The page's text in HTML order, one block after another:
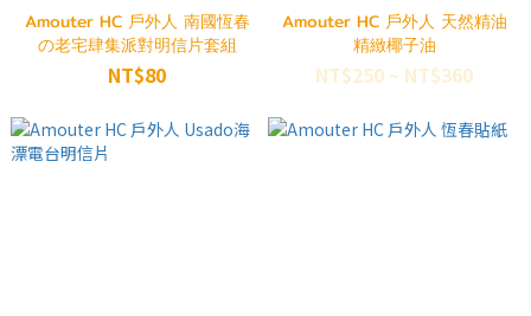
Amouter HC 戶外人 南國恆春
の老宅肆集派對明信片套組
NT$80
Amouter HC 戶外人 天然精油
精緻椰子油
NT$250 ~ NT$360